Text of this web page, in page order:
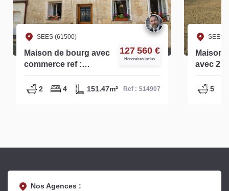
SEES (61500)
Maison de bourg avec
commerce ref :
S14907
127 560 €
Honoraires inclus
2 4 151.47m² Ref : S14907
SEES
Maison
avec 2
S14991
5
Nos Agences :